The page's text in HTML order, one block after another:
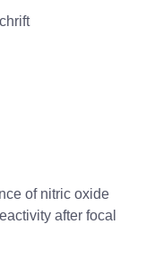
of nitric oxide
after focal